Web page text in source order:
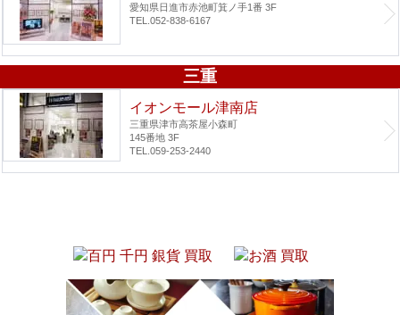
愛知県日進市赤池町箕ノ手1番 3F
TEL.052-838-6167
三重
イオンモール津南店
三重県津市高茶屋小森町
145番地 3F
TEL.059-253-2440